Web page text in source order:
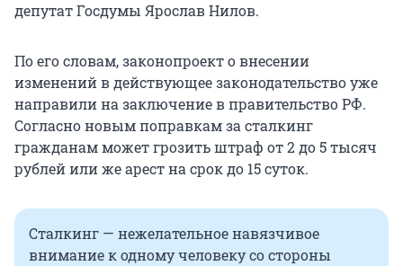
депутат Госдумы Ярослав Нилов.
По его словам, законопроект о внесении
изменений в действующее законодательство уже
направили на заключение в правительство РФ.
Согласно новым поправкам за сталкинг
гражданам может грозить штраф от 2 до 5 тысяч
рублей или же арест на срок до 15 суток.
Сталкинг — нежелательное навязчивое
внимание к одному человеку со стороны